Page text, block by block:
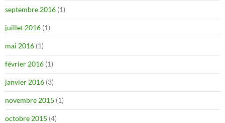
septembre 2016 (1)
juillet 2016 (1)
mai 2016 (1)
février 2016 (1)
janvier 2016 (3)
novembre 2015 (1)
octobre 2015 (4)